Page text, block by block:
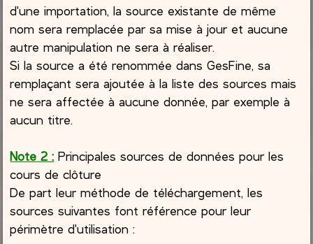
d'une importation, la source existante de même
nom sera remplacée par sa mise à jour et aucune
autre manipulation ne sera à réaliser.
Si la source a été renommée dans GesFine, sa
remplaçant sera ajoutée à la liste des sources mais
ne sera affectée à aucune donnée, par exemple à
aucun titre.
Note 2 : Principales sources de données pour les
cours de clôture
De part leur méthode de téléchargement, les
sources suivantes font référence pour leur
périmètre d'utilisation :